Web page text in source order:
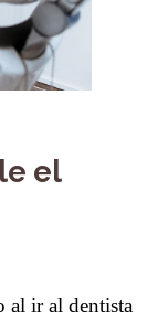
el
al ir al dentista